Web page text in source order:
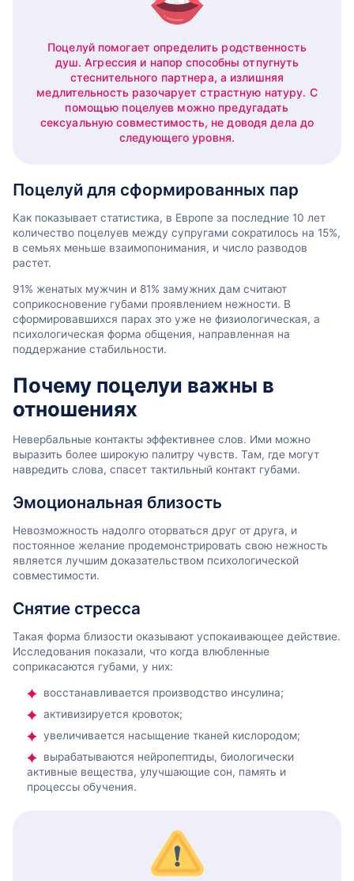
Поцелуй помогает определить родственность
душ. Агрессия и напор способны отпугнуть
стеснительного партнера, а излишняя
медлительность разочарует страстную натуру. С
помощью поцелуев можно предугадать
сексуальную совместимость, не доводя дела до
следующего уровня.
Поцелуй для сформированных пар
Как показывает статистика, в Европе за последние 10 лет
количество поцелуев между супругами сократилось на 15%,
в семьях меньше взаимопонимания, и число разводов
растет.
91% женатых мужчин и 81% замужних дам считают
соприкосновение губами проявлением нежности. В
сформировавшихся парах это уже не физиологическая, а
психологическая форма общения, направленная на
поддержание стабильности.
Почему поцелуи важны в
отношениях
Невербальные контакты эффективнее слов. Ими можно
выразить более широкую палитру чувств. Там, где могут
навредить слова, спасет тактильный контакт губами.
Эмоциональная близость
Невозможность надолго оторваться друг от друга, и
постоянное желание продемонстрировать свою нежность
является лучшим доказательством психологической
совместимости.
Снятие стресса
Такая форма близости оказывают успокаивающее действие.
Исследования показали, что когда влюбленные
соприкасаются губами, у них:
восстанавливается производство инсулина;
активизируется кровоток;
увеличивается насыщение тканей кислородом;
вырабатываются нейропептиды, биологически
активные вещества, улучшающие сон, память и
процессы обучения.